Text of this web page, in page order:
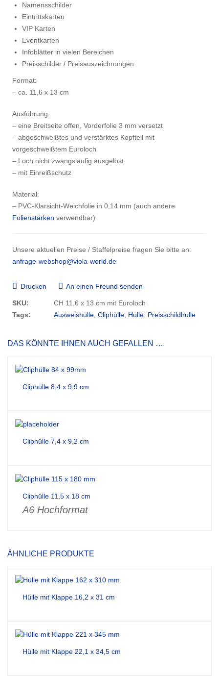
Namensschilder
Eintrittskarten
VIP Karten
Eventkarten
Infoblätter in vielen Bereichen
Preisschilder / Preisauszeichnungen
Format:
– ca. 11,6 x 13 cm
Ausführung:
– eine Breitseite offen, Vorderfolie 3 mm versetzt
– abgeschweißtes und verstärktes Kopfteil mit
vorgeschweißtem Euroloch
– Loch nicht zwangsläufig ausgelöst
– mit Einreißschutz
Material:
– PVC-Klarsicht-Weichfolie in 0,14 mm (auch andere
Folienstärken verwendbar)
Unsere aktuellen Preise / Staffelpreise fragen Sie bitte an:
anfrage-webshop@viola-world.de
Drucken An einen Freund senden
SKU:
CH 11,6 x 13 cm mit Euroloch
Tags:
Ausweishülle Cliphülle Hülle Preisschildhülle
DAS KÖNNTE IHNEN AUCH GEFALLEN …
Cliphülle 8,4 x 9,9 cm
Cliphülle 7,4 x 9,2 cm
Cliphülle 11,5 x 18 cm
A6 Hochformat
ÄHNLICHE PRODUKTE
Hülle mit Klappe 16,2 x 31 cm
Hülle mit Klappe 22,1 x 34,5 cm